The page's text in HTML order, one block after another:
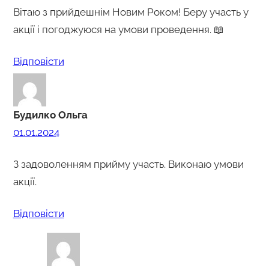
Вітаю з прийдешнім Новим Роком! Беру участь у
акції і погоджуюся на умови проведення. 📖
Відповіcти
Будилко Ольга
01.01.2024
З задоволенням прийму участь. Виконаю умови
акції.
Відповіcти